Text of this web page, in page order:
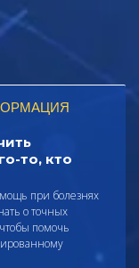
то, кто
при болезнях
о точных
помочь